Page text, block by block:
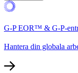
G-P EOR™ & G-P-
Hantera din globala